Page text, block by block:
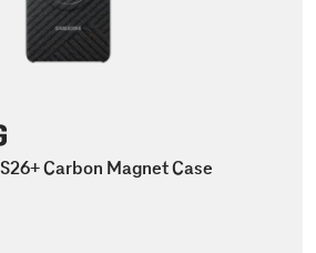
Carbon Magnet Case